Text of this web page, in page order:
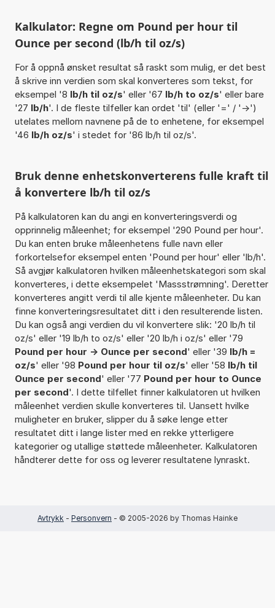
Kalkulator: Regne om Pound per hour til
Ounce per second (lb/h til oz/s)
For å oppnå ønsket resultat så raskt som mulig, er det best
å skrive inn verdien som skal konverteres som tekst, for
eksempel '8 lb/h til oz/s' eller '67 lb/h to oz/s' eller bare
'27 lb/h'. I de fleste tilfeller kan ordet 'til' (eller '=' / '->')
utelates mellom navnene på de to enhetene, for eksempel
'46 lb/h oz/s' i stedet for '86 lb/h til oz/s'.
Bruk denne enhetskonverterens fulle kraft til
å konvertere lb/h til oz/s
På kalkulatoren kan du angi en konverteringsverdi og
opprinnelig måleenhet; for eksempel '290 Pound per hour'.
Du kan enten bruke måleenhetens fulle navn eller
forkortelsefor eksempel enten 'Pound per hour' eller 'lb/h'.
Så avgjør kalkulatoren hvilken måleenhetskategori som skal
konverteres, i dette eksempelet 'Massstrømning'. Deretter
konverteres angitt verdi til alle kjente måleenheter. Du kan
finne konverteringsresultatet ditt i den resulterende listen.
Du kan også angi verdien du vil konvertere slik: '20 lb/h til
oz/s' eller '19 lb/h to oz/s' eller '20 lb/h i oz/s' eller '79
Pound per hour -> Ounce per second' eller '39 lb/h =
oz/s' eller '98 Pound per hour til oz/s' eller '58 lb/h til
Ounce per second' eller '77 Pound per hour to Ounce
per second'. I dette tilfellet finner kalkulatoren ut hvilken
måleenhet verdien skulle konverteres til. Uansett hvilke
muligheter en bruker, slipper du å søke lenge etter
resultatet ditt i lange lister med en rekke ytterligere
kategorier og utallige støttede måleenheter. Kalkulatoren
håndterer dette for oss og leverer resultatene lynraskt.
Avtrykk - Personvern - © 2005-2026 by Thomas Hainke